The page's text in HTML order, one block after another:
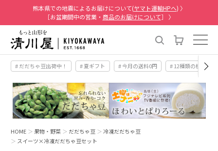
熊本県での地震によるお届けについて(ヤマト運輸HPへ) 〉
［お盆期間中の営業・ 商品のお届けについて］ 〉
# だだちゃ豆出荷中！ # 夏ギフト # 今月の送料0円 # 12種類の桃
HOME 果物・野菜 だだちゃ豆
冷凍だだちゃ豆
スイーツ×冷凍だだちゃ豆セット